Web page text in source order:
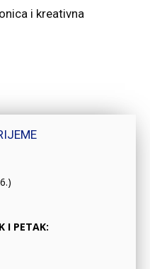
i kreativna
I PETAK: